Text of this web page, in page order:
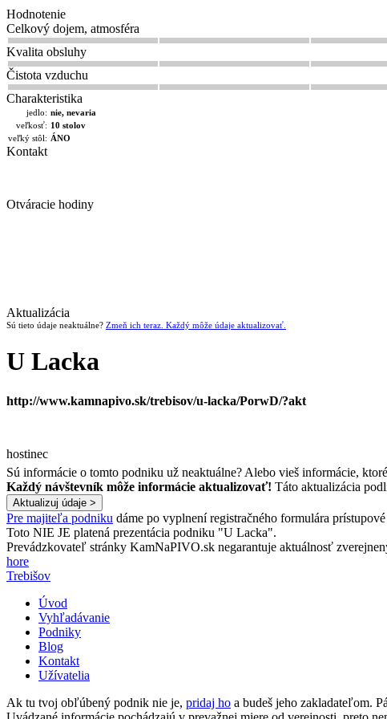
Hodnotenie
Celkový dojem, atmosféra
Kvalita obsluhy
Čistota vzduchu
Charakteristika
jedlo: nie, nevaria
veľkosť: 10 stolov
veľký stôl: ÁNO
Kontakt
Otváracie hodiny
Aktualizácia
Sú tieto údaje neaktuálne? Zmeň ich teraz. Každý môže údaje aktualizovať.
U Lacka
http://www.kamnapivo.sk/trebisov/u-lacka/PorwD/?akt
hostinec
Sú informácie o tomto podniku už neaktuálne? Alebo vieš informácie,
Každý návštevník môže informácie aktualizovať! Táto aktualizácia
Pre majiteľa podniku dáme po vyplnení registračného formulára
Toto NIE JE platená prezentácia podniku "U Lacka".
Prevádzkovateľ stránky KamNaPIVO.sk negarantuje aktuálnosť
hore
Trebišov
Úvod
Vyhľadávanie
Podniky
Blog
Kontakt
Užívatelia
Ak tu tvoj obľúbený podnik nie je, pridaj ho a budeš jeho zakladateľom.